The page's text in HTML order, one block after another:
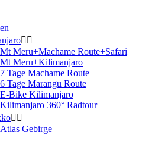
Mt Meru+Machame Route+Safari
Mt Meru+Kilimanjaro
7 Tage Machame Route
6 Tage Marangu Route
E-Bike Kilimanjaro
Kilimanjaro 360° Radtour
Atlas Gebirge